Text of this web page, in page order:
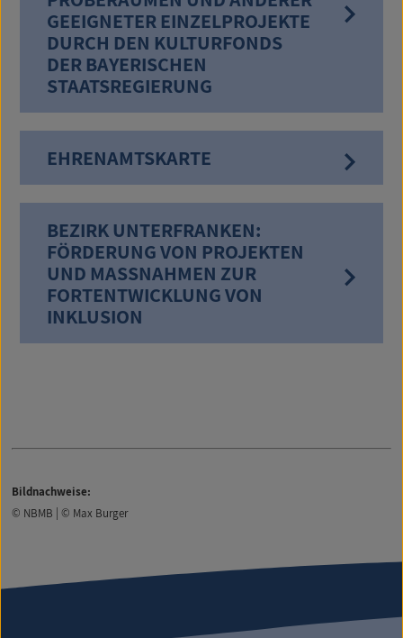
GEEIGNETER EINZELPROJEKTE
DURCH DEN KULTURFONDS
DER BAYERISCHEN
STAATSREGIERUNG
EHRENAMTSKARTE
BEZIRK UNTERFRANKEN:
FÖRDERUNG VON PROJEKTEN
UND MASSNAHMEN ZUR F
ORTENTWICKLUNG VON I
NKLUSION
Bildnachweise:
© NBMB | © Max Burger